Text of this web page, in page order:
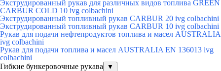
Экструдированный рукав для различных видов топлива GREEN
CARBUR COLD 10 ivg colbachini
Экструдированный топливный рукав CARBUR 20 ivg colbachini
Экструдированный топливный рукав CARBUR 10 ivg colbachini
Рукав для подачи нефтепродуктов топлива и масел AUSTRALIA
ivg colbachini
Рукав для подачи топлива и масел AUSTRALIA EN 136013 ivg
colbachini
Гибкие бункеровочные рукава
▼